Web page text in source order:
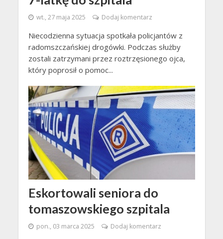
wt., 27 maja 2025 Dodaj komentarz
Niecodzienna sytuacja spotkała policjantów z
radomszczańskiej drogówki. Podczas służby
zostali zatrzymani przez roztrzęsionego ojca,
który poprosił o pomoc...
Eskortowali seniora do
tomaszowskiego szpitala
pon., 03 marca 2025 Dodaj komentarz